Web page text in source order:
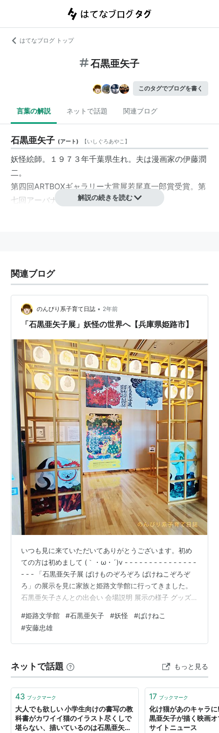
はてなブログ トップ
石黒亜矢子
このタグでブログを書く
言葉の解説 ネットで話題 関連ブログ
石黒亜矢子 (アート) 【いしぐろあやこ 】
妖怪絵師。１９７３年千葉県生れ。夫は漫画家の伊藤潤
二。
第四回ARTBOXギャラリー大賞展若尾真一郎賞受賞。第
七回アーバナート入選。第六回一坪展入賞。
解説の続きを読む
関連ブログ
のんびり系子育て日誌 • 2年前
「石黒亜矢子展」妖怪の世界へ【兵庫県姫路市】
いつも見に来ていただいてありがとうございます。初め
ての方は初めまして (｀・ω・´)v - - - - - - - - - - - - - - -
- - - 「石黒亜矢子展 ばけものぞろぞろ ばけねこぞろぞ
ろ」の展示を見に家族と姫路文学館に行ってきました。
石黒亜矢子さんとの出会い 会場説明 展示の様子 グッズ
たまたま目に入った表紙のイラストに惹かれて借りてみ
た「どっせい!ねこまたずもう」でした。 とっても強い横
綱がどっさばっさと投げ飛ばす妖怪相撲？のお話で
を想像しがちですが、こちらは線が…
#姫路文学館 #石黒亜矢子 #妖怪 #ばけねこ
#安藤忠雄
ネットで話題 もっと見る
43 ブックマーク
大人でも欲しい 小学生向けの書写の教
科書がカワイイ猫のイラスト尽くしで
堪らない、描いているのは石黒亜矢子
17 ブックマーク
化け猫があのキャラ
黒亜矢子が描く映画
サイトニュース